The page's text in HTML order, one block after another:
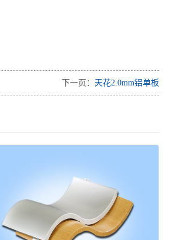
下一页： 天花2.0mm铝单板